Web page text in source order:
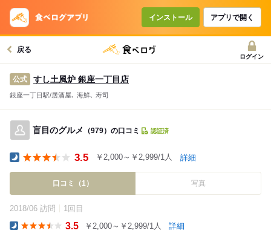
インストール アプリで開く
戻る
ログイン
公式 すし土風炉 銀座一丁目店
銀座一丁目駅/居酒屋､ 海鮮､ 寿司
盲目のグルメ （979）の口コミ 認証済
3.5 ￥2,000～￥2,999/1人 詳細
口コミ（1） 写真
2018/06 訪問 1回目
3.5 ￥2,000～￥2,999/1人 詳細